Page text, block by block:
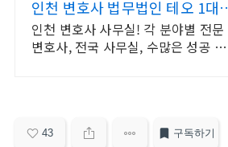
인천 변호사 법무법인 테오 1대1
변호사 직접 상담!
인천 변호사 사무실! 각 분야별 전문
변호사, 전국 사무실, 수많은 성공 경
43 구독하기